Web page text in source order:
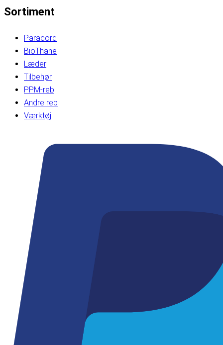
Sortiment
Paracord
BioThane
Læder
Tilbehør
PPM-reb
Andre reb
Værktøj